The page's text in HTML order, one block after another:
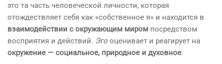
это та часть человеческой личности, которая
отождествляет себя как «собственное я» и находится в
взаимодействии с окружающим миром посредством
восприятия и действий. Эго оценивает и реагирует на
окружение — социальное, природное и духовное.